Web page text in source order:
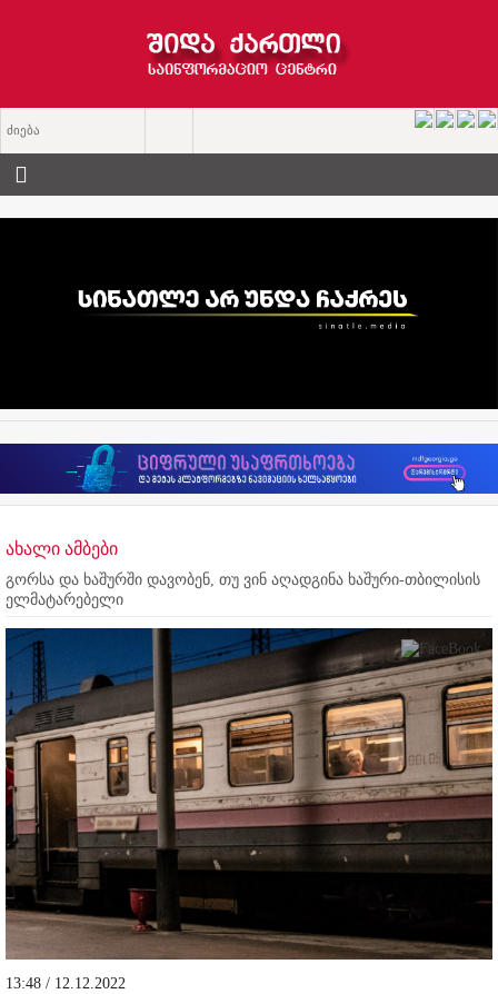
ახალი ამბები
გორსა და ხაშურში დავობენ, თუ ვინ აღადგინა ხაშური-თბილისის
ელმატარებელი
13:48 / 12.12.2022